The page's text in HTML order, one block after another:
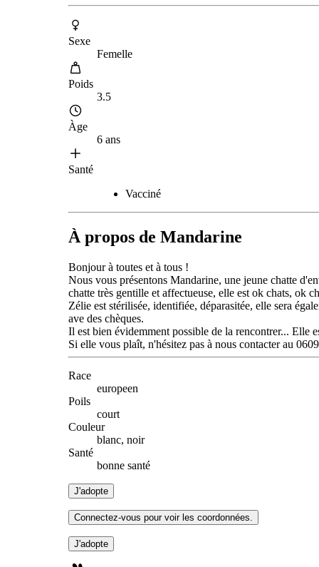
Sexe
Femelle
Poids
3.5
Àge
6 ans
Santé
Vacciné
À propos de Mandarine
Bonjour à toutes et à tous !
Nous vous présentons Mandarine, une jeune chatte
chatte très gentille et affectueuse, elle est ok chats, ok
Zélie est stérilisée, identifiée, déparasitée, elle sera
ave des chèques.
Il est bien évidemment possible de la rencontrer... Elle
Si elle vous plaît, n'hésitez pas à nous contacter au
Race
europeen
Poils
court
Couleur
blanc, noir
Santé
bonne santé
J'adopte
Connectez-vous pour voir les coordonnées.
J'adopte